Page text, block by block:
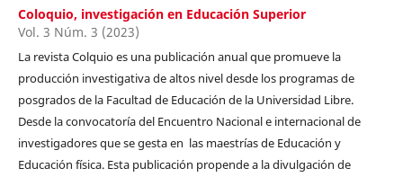
Coloquio, investigación en Educación Superior
Vol. 3 Núm. 3 (2023)
La revista Colquio es una publicación anual que promueve la
producción investigativa de altos nivel desde los programas de
posgrados de la Facultad de Educación de la Universidad Libre.
Desde la convocatoría del Encuentro Nacional e internacional de
investigadores que se gesta en las maestrías de Educación y
Educación física. Esta publicación propende a la divulgación de